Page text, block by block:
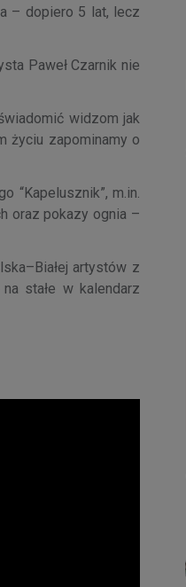
– dopiero 5 lat, lecz
Paweł Czarnik nie
widzom jak
życiu zapominamy o
“Kapelusznik”, m.in.
oraz pokazy ognia –
artystów z
stałe w kalendarz